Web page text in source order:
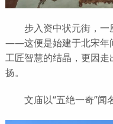
步入资中状元街，一
——这便是始建于北宋年
工匠智慧的结晶，更因
扬。
文庙以“五绝一奇”闻名